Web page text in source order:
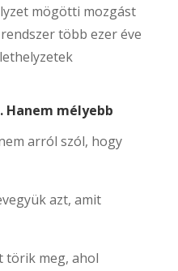
mögötti mozgást
több ezer éve
mélyebb
arról szól, hogy
azt, amit
törik meg, ahol